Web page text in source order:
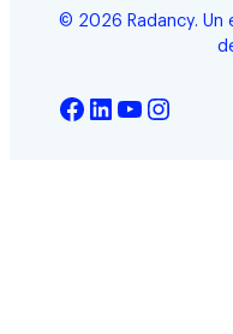
© 2026 Radancy. Un
Facebook
LinkedIn
YouTube